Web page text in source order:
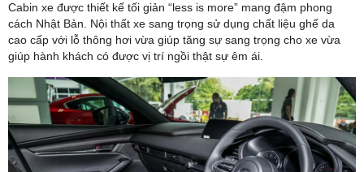
Cabin xe được thiết kế tối giản “less is more” mang đậm phong
cách Nhật Bản. Nội thất xe sang trọng sử dụng chất liệu ghế da
cao cấp với lỗ thông hơi vừa giúp tăng sự sang trọng cho xe vừa
giúp hành khách có được vị trí ngồi thật sự êm ái.